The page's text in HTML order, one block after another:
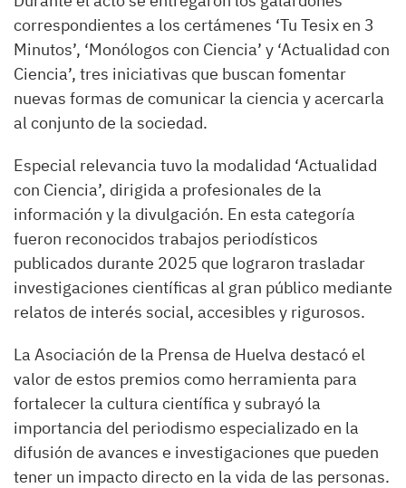
correspondientes a los certámenes ‘Tu Tesix en 3
Minutos’, ‘Monólogos con Ciencia’ y ‘Actualidad con
Ciencia’, tres iniciativas que buscan fomentar
nuevas formas de comunicar la ciencia y acercarla
al conjunto de la sociedad.
Especial relevancia tuvo la modalidad ‘Actualidad
con Ciencia’, dirigida a profesionales de la
información y la divulgación. En esta categoría
fueron reconocidos trabajos periodísticos
publicados durante 2025 que lograron trasladar
investigaciones científicas al gran público mediante
relatos de interés social, accesibles y rigurosos.
La Asociación de la Prensa de Huelva destacó el
valor de estos premios como herramienta para
fortalecer la cultura científica y subrayó la
importancia del periodismo especializado en la
difusión de avances e investigaciones que pueden
tener un impacto directo en la vida de las personas.